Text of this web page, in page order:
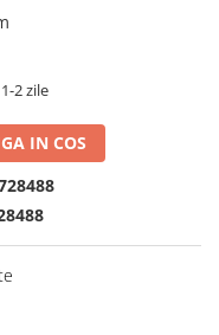
1-2 zile
IN COS